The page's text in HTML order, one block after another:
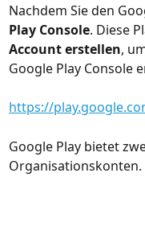
Nachdem Sie den
Play Console. Diese
Account erstellen,
Google Play Console
https://
Google Play bietet
Organisationskonten.